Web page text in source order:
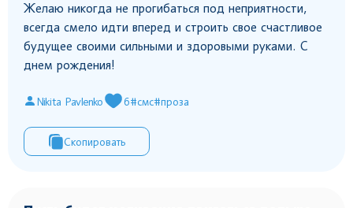
Желаю никогда не прогибаться под неприятности,
всегда смело идти вперед и строить свое счастливое
будущее своими сильными и здоровыми руками. С
днем рождения!
Nikita Pavlenko 6#смс#проза
Скопировать